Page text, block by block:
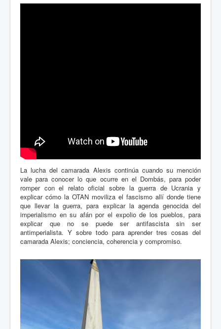
La lucha del camarada Alexis continúa cuando su mención
vale para conocer lo que ocurre en el Dombás, para poder
romper con el relato oficial sobre la guerra de Ucrania y
explicar cómo la OTAN moviliza el fascismo allí donde tiene
que llevar la guerra, para explicar la agenda genocida del
imperialismo en su afán por el expolio de los pueblos, para
explicar que no se puede ser antifascista sin ser
antimperialista. Y sobre todo para aprender tres cosas del
camarada Alexis; conciencia, coherencia y compromiso.